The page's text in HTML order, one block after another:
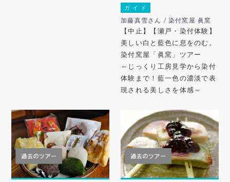
ガ イ ド
加藤真雪さん / 染付窯屋 眞窯
【中止】【瀬戸・染付体験】
美しい白と藍色に息をのむ。
染付窯屋「眞窯」ツアー
～じっくり工房見学から染付
体験まで！藍一色の濃淡で表
現される美しさを体感～